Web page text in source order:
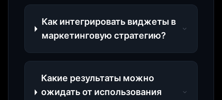
Как интегрировать виджеты в
маркетинговую стратегию?
Какие результаты можно
ожидать от использования